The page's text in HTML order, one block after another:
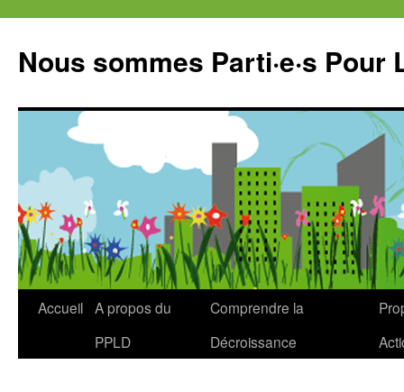
contenu
Nous sommes Parti·e·s
Accueil A propos du
PPLD
Comprendre la
Décroissance